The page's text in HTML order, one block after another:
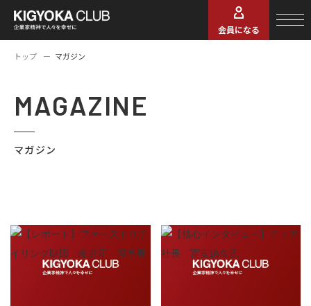
会員になる
トップ マガジン
MAGAZINE
マガジン